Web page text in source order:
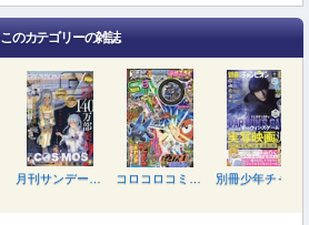
このカテゴリーの雑誌